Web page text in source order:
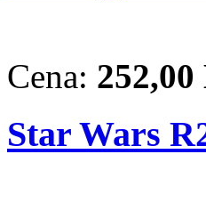
Cena: 252,00
Star Wars